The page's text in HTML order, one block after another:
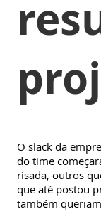
O slack da
do time
risada, outros
que até postou
também